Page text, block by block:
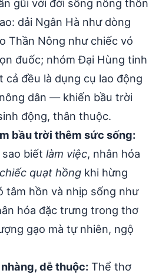
gũi với đời sống nông thôn
dải Ngân Hà như dòng
Thần Nông như chiếc vó
đuốc; nhóm Đại Hùng tinh
cả đều là dụng cụ lao động
dân — khiến bầu trời
động, thân thuộc.
bầu trời thêm sức sống:
sao biết làm việc, nhân hóa
quạt hồng khi hừng
hồn và nhịp sống như
hóa đặc trưng trong thơ
gạo mà tự nhiên, ngộ
dễ thuộc: Thể thơ